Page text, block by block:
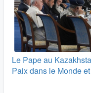
Le Pape au
Paix dans le Monde